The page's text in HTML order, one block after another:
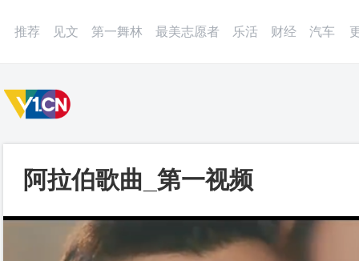
推荐 见文 第一舞林 最美志愿者 乐活 财经 汽车
阿拉伯歌曲_第一视频